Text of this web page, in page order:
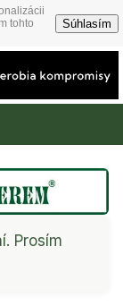
tohto
Súhlasím
Prosím